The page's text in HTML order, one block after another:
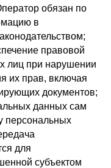
обязан по
в
правовой
лиц при нарушении
их прав, включая
документов;
данных сам
персональных
для
субъектом